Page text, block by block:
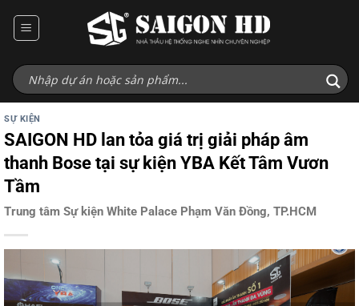
qua
dung
SỰ KIỆN
SAIGON HD lan tỏa giá trị giải pháp âm
thanh Bose tại sự kiện YBA Kết Tâm Vươn
Tầm
Trung tâm Sự kiện White Palace Phạm Văn Đồng, TP.HCM